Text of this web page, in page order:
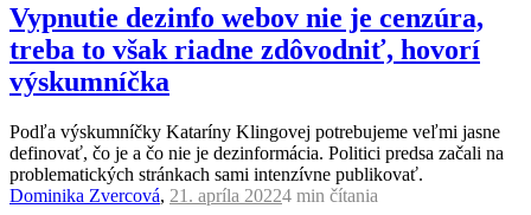
Vypnutie dezinfo webov nie je cenzúra,
treba to však riadne zdôvodniť, hovorí
výskumníčka
Podľa výskumníčky Kataríny Klingovej potrebujeme veľmi jasne
definovať, čo je a čo nie je dezinformácia. Politici predsa začali na
problematických stránkach sami intenzívne publikovať.
Dominika Zvercová, 21. apríla 20224 min čítania